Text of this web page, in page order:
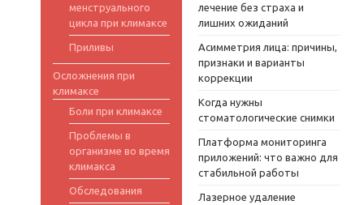
менструального
цикла при климаксе
Приливы
Осложнения при
климаксе
Боли при климаксе
Проблемы в
организме во время
климакса
Обследования
лечение без страха и
лишних ожиданий
Асимметрия лица: причины,
признаки и варианты
коррекции
Когда нужны
стоматологические снимки
Платформа мониторинга
приложений: что важно для
стабильной работы
Лазерное удаление